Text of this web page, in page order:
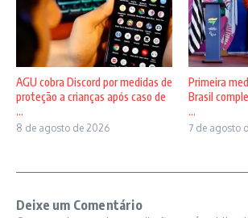
AGU cobra Discord por medidas de
proteção a crianças após caso de
...
8 de agosto de 2026
Primeira
Brasil
...
7 de agosto
Deixe um Comentário